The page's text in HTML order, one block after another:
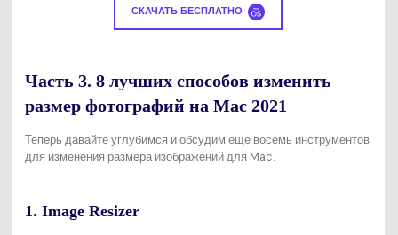
СКАЧАТЬ БЕСПЛАТНО
Часть 3. 8 лучших способов изменить
размер фотографий на Mac 2021
Теперь давайте углубимся и обсудим еще восемь инструментов
для изменения размера изображений для Mac.
1. Image Resizer